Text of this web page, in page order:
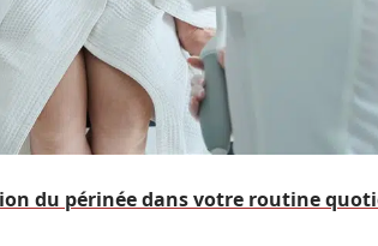
du périnée dans votre routine